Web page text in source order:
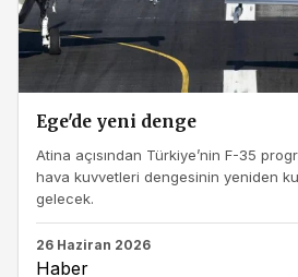
Ege'de yeni denge
Atina açısından Türkiye’nin F-35
hava kuvvetleri dengesinin yeniden
gelecek.
26 Haziran 2026
Haber